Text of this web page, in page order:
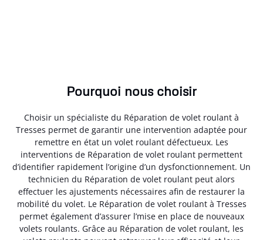
Pourquoi nous choisir
Choisir un spécialiste du Réparation de volet roulant à
Tresses permet de garantir une intervention adaptée pour
remettre en état un volet roulant défectueux. Les
interventions de Réparation de volet roulant permettent
d’identifier rapidement l’origine d’un dysfonctionnement. Un
technicien du Réparation de volet roulant peut alors
effectuer les ajustements nécessaires afin de restaurer la
mobilité du volet. Le Réparation de volet roulant à Tresses
permet également d’assurer l’mise en place de nouveaux
volets roulants. Grâce au Réparation de volet roulant, les